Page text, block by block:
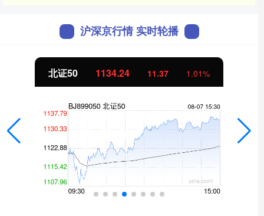
沪深京行情 实时轮播
北证50 1134.24 11.37 1.01%